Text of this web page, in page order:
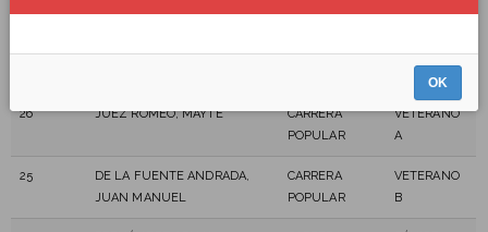
POPULAR
B
24
GONZÁLEZ GONZÁLEZ
CARRERA
VETERANO
26 JUEZ ROMEO, MAYTE
CARRERA
POPULAR
VETERANO
A
25
DE LA FUENTE ANDRADA,
JUAN MANUEL
CARRERA
POPULAR
VETERANO
B
OK